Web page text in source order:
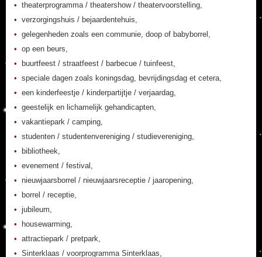
theaterprogramma / theatershow / theatervoorstelling,
verzorgingshuis / bejaardentehuis,
gelegenheden zoals een communie, doop of babyborrel,
op een beurs,
buurtfeest / straatfeest / barbecue / tuinfeest,
speciale dagen zoals koningsdag, bevrijdingsdag et cetera,
een kinderfeestje / kinderpartijtje / verjaardag,
geestelijk en lichamelijk gehandicapten,
vakantiepark / camping,
studenten / studentenvereniging / studievereniging,
bibliotheek,
evenement / festival,
nieuwjaarsborrel / nieuwjaarsreceptie / jaaropening,
borrel / receptie,
jubileum,
housewarming,
attractiepark / pretpark,
Sinterklaas / voorprogramma Sinterklaas,